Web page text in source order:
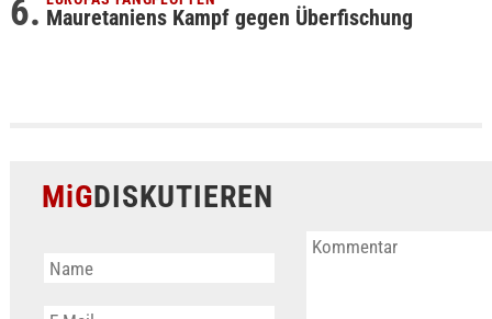
Mauretaniens Kampf gegen Überfischung
MiGDISKUTIEREN